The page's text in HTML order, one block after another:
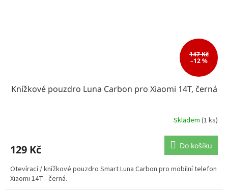
147 Kč
–12 %
Knížkové pouzdro Luna Carbon pro Xiaomi 14T, černá
Skladem (1 ks)
129 Kč Do košíku
Otevírací / knížkové pouzdro Smart Luna Carbon pro mobilní telefon
Xiaomi 14T - černá.